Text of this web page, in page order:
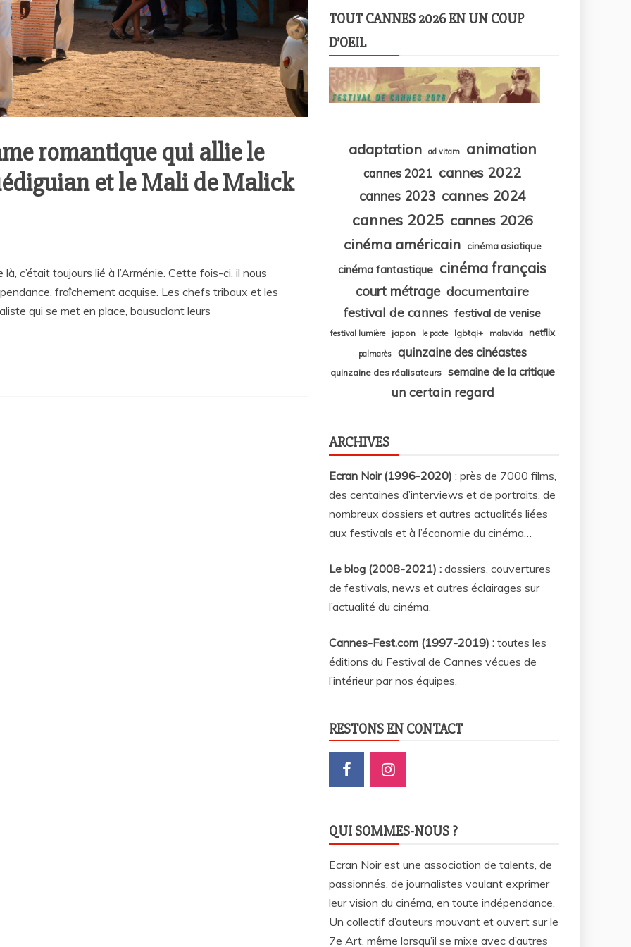
romantique qui allie le
et le Mali de Malick
c’était toujours lié à l’Arménie. Cette fois-ci, il nous
fraîchement acquise. Les chefs tribaux et les
qui se met en place, bousuclant leurs
TOUT CANNES 2026 EN UN COUP
D’OEIL
adaptation ad vitam animation
cannes 2021 cannes 2022
cannes 2023 cannes 2024
cannes 2025 cannes 2026
cinéma américain
cinéma asiatique
cinéma fantastique cinéma français
court métrage documentaire
festival de cannes festival de venise
festival lumière japon le pacte lgbtqi+ malavida netflix
palmarès quinzaine des cinéastes
quinzaine des réalisateurs semaine de la critique
un certain regard
ARCHIVES
Ecran Noir (1996-2020) : près de 7000 films,
des centaines d’interviews et de portraits, de
nombreux dossiers et autres actualités liées
aux festivals et à l’économie du cinéma…
Le blog (2008-2021) : dossiers, couvertures
de festivals, news et autres éclairages sur
l’actualité du cinéma
Cannes-Fest.com (1997-2019) : toutes les
éditions du Festival de Cannes vécues de
l’intérieur par nos équipes.
RESTONS EN CONTACT
QUI SOMMES-NOUS ?
Ecran Noir est une association de talents, de
passionnés, de journalistes voulant exprimer
leur vision du cinéma, en toute indépendance.
Un collectif d’auteurs mouvant et ouvert sur le
7e Art, même lorsqu’il se mixe avec d’autres